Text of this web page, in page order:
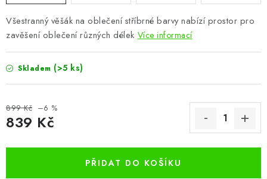
VÝPRODEJ
Kontakty
Bonusový program NBM+
Všestranný věšák na oblečení stříbrné barvy nabízí prostor pro
zavěšení oblečení různých délek Více informací
Skladem (>5 ks)
899 Kč –6 %
839 Kč
PŘIDAT DO KOŠÍKU